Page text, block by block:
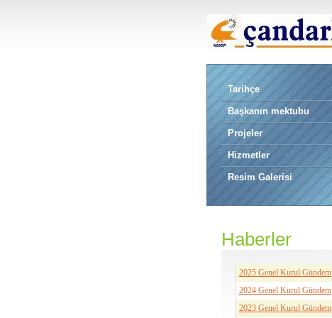
Tarihçe
Başkanın mektubu
Projeler
Hizmetler
Resim Galerisi
Haberler
2025 Genel Kurul Gündem
2024 Genel Kurul Gündem
2023 Genel Kurul Gündem